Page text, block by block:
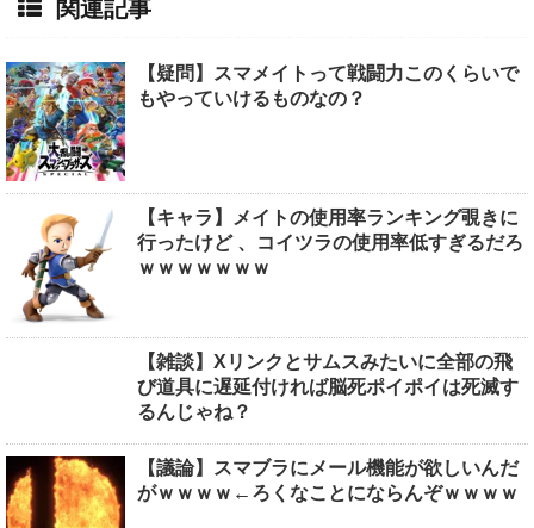
関連記事
【疑問】スマメイトって戦闘力このくらいで
もやっていけるものなの？
【キャラ】メイトの使用率ランキング覗きに
行ったけど 、コイツラの使用率低すぎるだろ
ｗｗｗｗｗｗｗ
【雑談】Xリンクとサムスみたいに全部の飛
び道具に遅延付ければ脳死ポイポイは死滅す
るんじゃね？
【議論】スマブラにメール機能が欲しいんだ
がｗｗｗｗ←ろくなことにならんぞｗｗｗｗ